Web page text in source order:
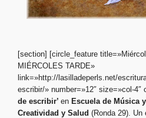
[section] [circle_feature
MIÉRCOLES TARDE»
link=»http://lasilladeperls.net/
escribir/» number=»12″ size=»col-4″
de escribir’ en Escuela de Música
Creatividad y Salud (Ronda 29). Un